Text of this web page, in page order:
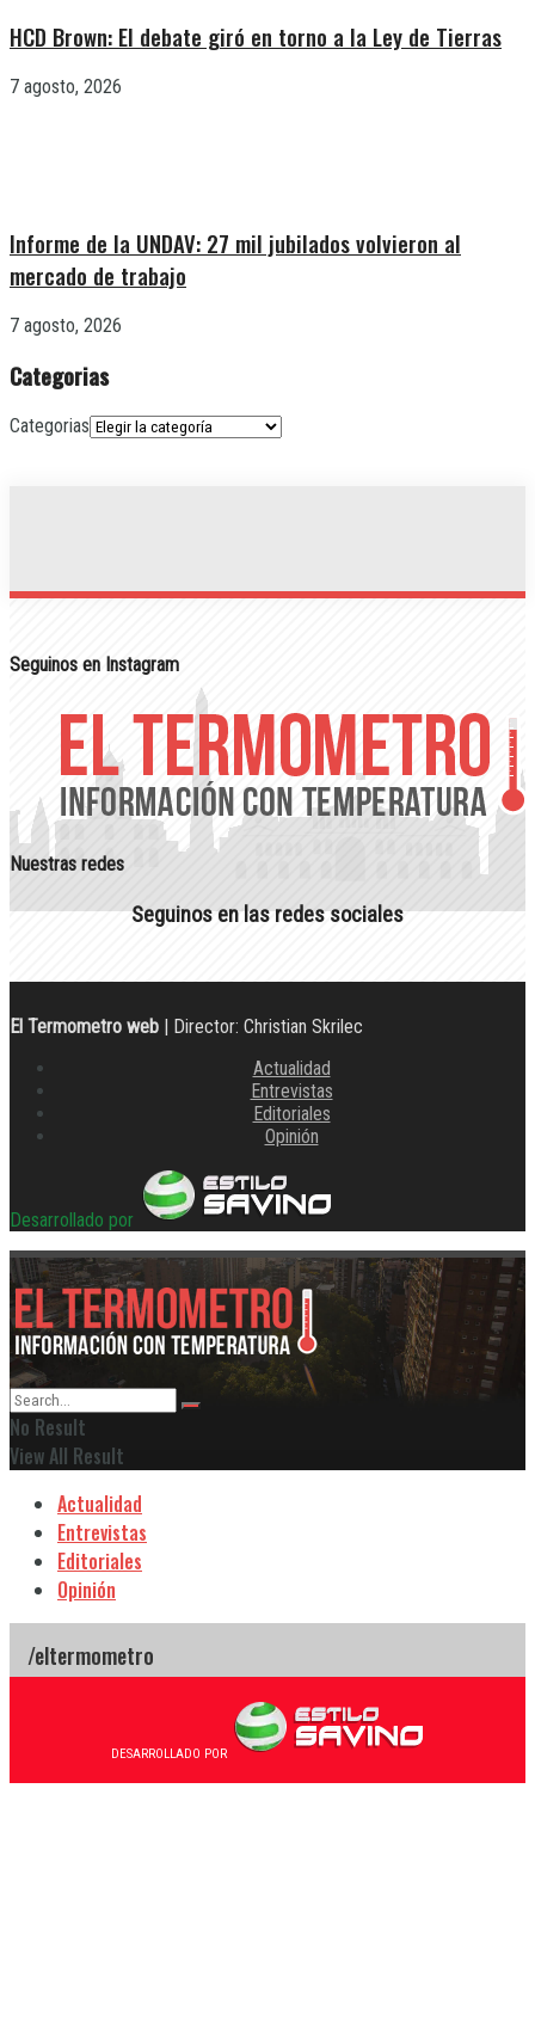
HCD Brown: El debate giró en torno a la Ley de Tierras
7 agosto, 2026
Informe de la UNDAV: 27 mil jubilados volvieron al
mercado de trabajo
7 agosto, 2026
Categorias
Categorias
Seguinos en Instagram
Nuestras redes
Seguinos en las redes sociales
El Termometro web | Director: Christian Skrilec
Actualidad
Entrevistas
Editoriales
Opinión
Desarrollado por
No Result
View All Result
Actualidad
Entrevistas
Editoriales
Opinión
DESARROLLADO POR